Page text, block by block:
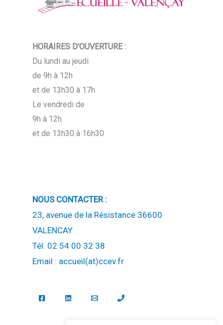
HORAIRES D'OUVERTURE :
Du lundi au jeudi
de 9h à 12h
et de 13h30 à 17h
Le vendredi de
9h à 12h
et de 13h30 à 16h30
NOUS CONTACTER :
23, avenue de la Résistance 36600
VALENCAY
Tél. 02 54 00 32 38
Email : accueil(at)ccev.fr